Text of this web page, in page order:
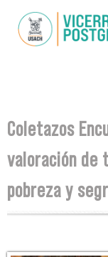
You are here
Coletazos
valoración de
pobreza y